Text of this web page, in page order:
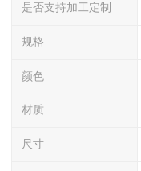
是否支持加工定制
规格
颜色
材质
尺寸